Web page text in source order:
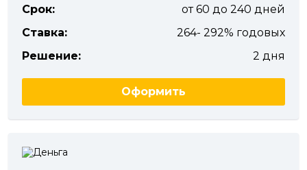
Срок:
от 60 до 240 дней
Ставка:
264- 292% годовых
Решение:
2 дня
Оформить